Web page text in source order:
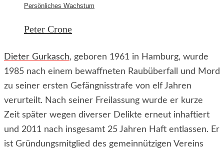
Persönliches Wachstum
Peter Crone
Dieter Gurkasch, geboren 1961 in Hamburg, wurde
1985 nach einem bewaffneten Raubüberfall und Mord
zu seiner ersten Gefängnisstrafe von elf Jahren
verurteilt. Nach seiner Freilassung wurde er kurze
Zeit später wegen diverser Delikte erneut inhaftiert
und 2011 nach insgesamt 25 Jahren Haft entlassen. Er
ist Gründungsmitglied des gemeinnützigen Vereins